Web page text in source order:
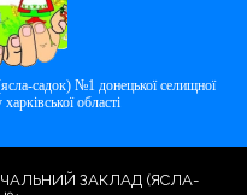
садок) №1 донецької селищної
області
ЗАКЛАД (ЯСЛА-